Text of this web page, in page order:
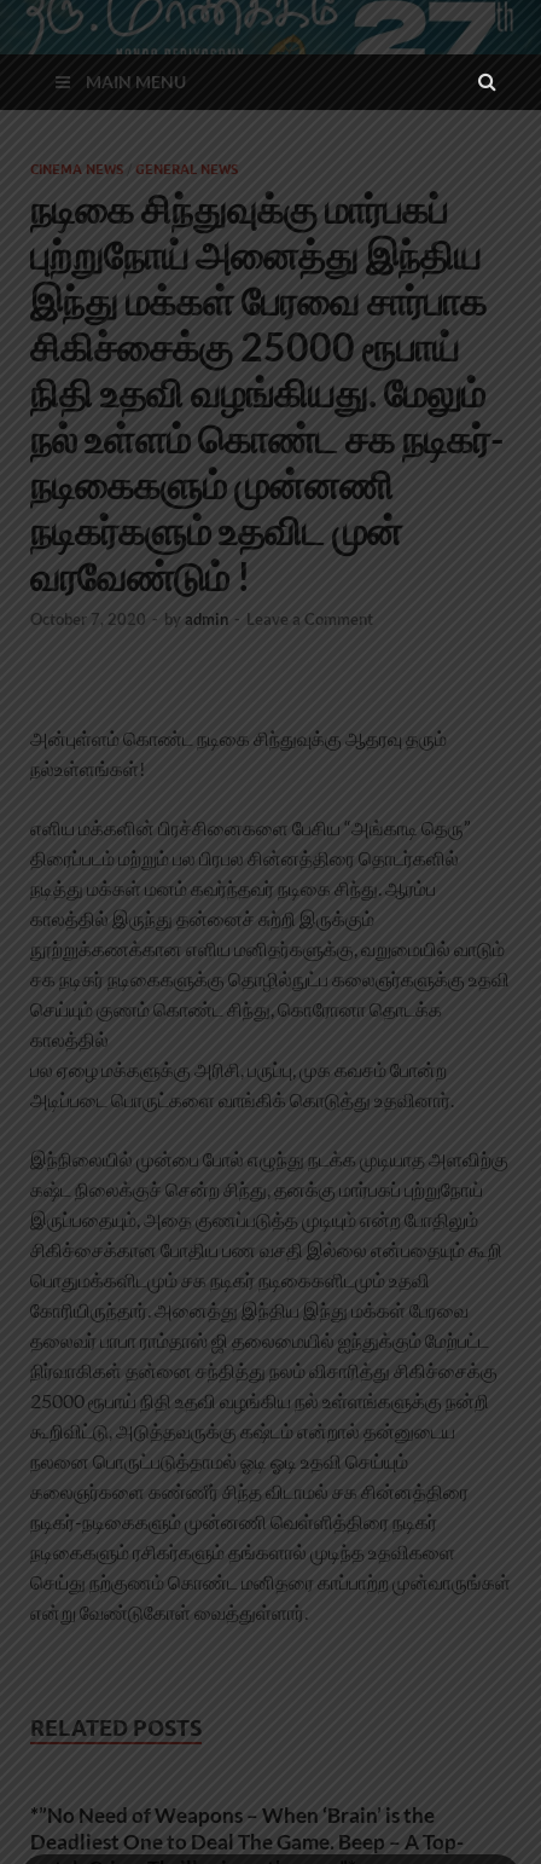
MAIN MENU
CINEMA NEWS / GENERAL NEWS
நடிகை சிந்துவுக்கு மார்பகப்
புற்றுநோய் அனைத்து இந்திய
இந்து மக்கள் பேரவை சார்பாக
சிகிச்சைக்கு 25000 ரூபாய்
நிதி உதவி வழங்கியது. மேலும்
நல் உள்ளம் கொண்ட சக நடிகர்-
நடிகைகளும் முன்னணி
நடிகர்களும் உதவிட முன்
வரவேண்டும் !
October 7, 2020 - byadmin - Leave a Comment
அன்புள்ளம் கொண்ட நடிகை சிந்துவுக்கு ஆதரவு தரும்
நல்உள்ளங்கள்!
எளிய மக்களின் பிரச்சினைகளை பேசிய “அங்காடி தெரு”
திரைப்படம் மற்றும் பல பிரபல சின்னத்திரை தொடர்களில்
நடித்து மக்கள் மனம் கவர்ந்தவர் நடிகை சிந்து. ஆரம்ப
காலத்தில் இருந்து தன்னைச் சுற்றி இருக்கும்
நூற்றுக்கணக்கான எளிய மனிதர்களுக்கு, வறுமையில் வாடும்
சக நடிகர் நடிகைகளுக்கு தொழில்நுட்ப கலைஞர்களுக்கு உதவி
செய்யும் குணம் கொண்ட சிந்து, கொரோனா தொடக்க
காலத்தில்
பல ஏழை மக்களுக்கு அரிசி, பருப்பு, முக கவசம் போன்ற
அடிப்படை பொருட்களை வாங்கிக் கொடுத்து உதவினார்.
இந்நிலையில் முன்பை போல் எழுந்து நடக்க முடியாத அளவிற்கு
கஷ்ட நிலைக்குச் சென்ற சிந்து, தனக்கு மார்பகப் புற்றுநோய்
இருப்பதையும், அதை குணப்படுத்த முடியும் என்ற போதிலும்
சிகிச்சைக்கான போதிய பண வசதி இல்லை என்பதையும் கூறி
பொதுமக்களிடமும் சக நடிகர் நடிகைகளிடமும் உதவி
கோரியிருந்தார். அனைத்து இந்திய இந்து மக்கள் பேரவை
தலைவர் பாபா ராம்தாஸ் ஜி தலைமையில் ஐந்துக்கும் மேற்பட்ட
நிர்வாகிகள் தன்னை சந்தித்து நலம் விசாரித்து சிகிச்சைக்கு
25000 ரூபாய் நிதி உதவி வழங்கிய நல் உள்ளங்களுக்கு நன்றி
கூறிவிட்டு, அடுத்தவருக்கு கஷ்டம் என்றால் தன்னுடைய
நலனை பொருட்படுத்தாமல் ஓடி ஓடி உதவி செய்யும்
கலைஞர்களை கண்ணீர் சிந்த விடாமல் சக சின்னத்திரை
நடிகர்-நடிகைகளும் முன்னணி வெள்ளித்திரை நடிகர்
நடிகைகளும் ரசிகர்களும் தங்களால் முடிந்த உதவிகளை
செய்து நற்குணம் கொண்ட மனிதரை காப்பாற்ற முன்வாருங்கள்
என்று வேண்டுகோள் வைத்துள்ளார்.
RELATED POSTS
*”No Need of Weapons – When ‘Brain’ is the
Deadliest One to Deal The Game. Beep – A Top-